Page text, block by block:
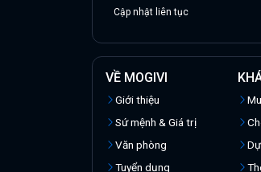
Cập nhật liên tục
VỀ MOGIVI
Giới thiệu
Sứ mệnh & Giá trị
Văn phòng
Tuyển dụng